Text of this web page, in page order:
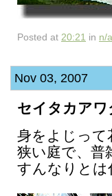
Posted at 20:21 in n/a
Nov 03, 2007
セイタカアワ
身をよじって
狭い庭で、普
すんなりとは